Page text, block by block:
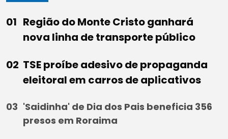
Região do Monte Cristo ganhará
nova linha de transporte público
TSE proíbe adesivo de propaganda
eleitoral em carros de aplicativos
'Saidinha' de Dia dos Pais beneficia 356
presos em Roraima